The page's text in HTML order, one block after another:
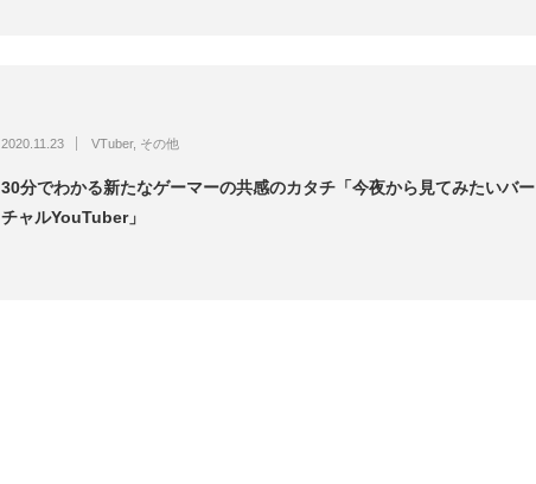
2020.11.23 VTuber, その他
30分でわかる新たなゲーマーの共感のカタチ「今夜から見てみたいバー
チャルYouTuber」